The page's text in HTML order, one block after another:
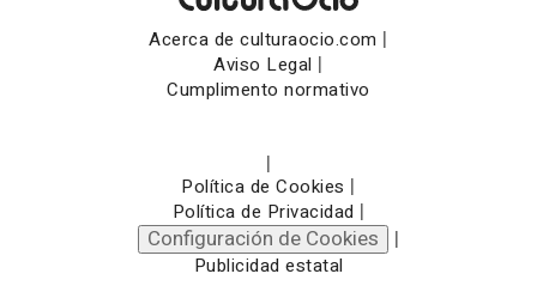
Acerca de culturaocio.com |
Aviso Legal |
Cumplimento normativo
|
Política de Cookies |
Política de Privacidad |
Configuración de Cookies |
Publicidad estatal